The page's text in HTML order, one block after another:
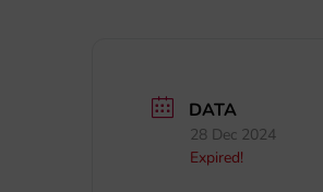
DATA
28 Dec 2024
Expired!